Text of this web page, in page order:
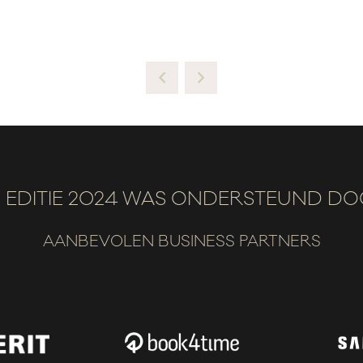
EDITIE 2024 WAS ONDERSTEUND
AANBEVOLEN BUSINESS PARTNERS